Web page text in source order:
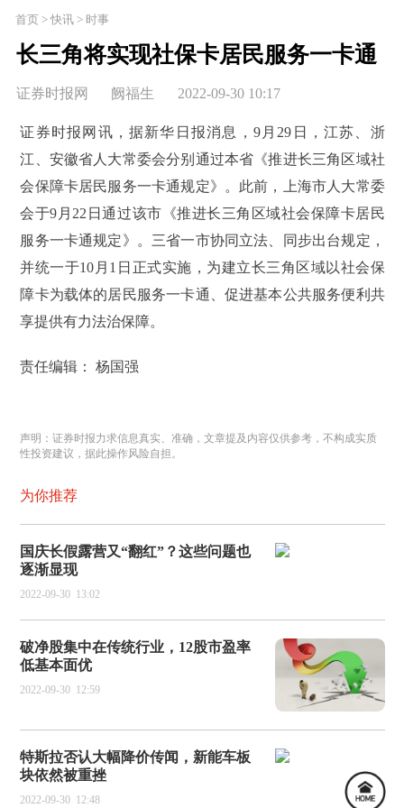
首页 > 快讯 > 时事
长三角将实现社保卡居民服务一卡通
证券时报网 阙福生 2022-09-30 10:17
证券时报网讯，据新华日报消息，9月29日，江苏、浙
江、安徽省人大常委会分别通过本省《推进长三角区域社
会保障卡居民服务一卡通规定》。此前，上海市人大常委
会于9月22日通过该市《推进长三角区域社会保障卡居民
服务一卡通规定》。三省一市协同立法、同步出台规定，
并统一于10月1日正式实施，为建立长三角区域以社会保
障卡为载体的居民服务一卡通、促进基本公共服务便利共
享提供有力法治保障。
责任编辑： 杨国强
声明：证券时报力求信息真实、准确，文章提及内容仅供参考，不构成实质
性投资建议，据此操作风险自担。
为你推荐
国庆长假露营又“翻红”？这些问题也
逐渐显现
2022-09-30 13:02
破净股集中在传统行业，12股市盈率
低基本面优
2022-09-30 12:59
特斯拉否认大幅降价传闻，新能车板
块依然被重挫
2022-09-30 12:48